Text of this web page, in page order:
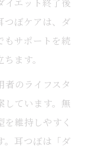
つぼケアは、ダ
もサポートを続
ます。
者のライフスタ
しています。無
維持しやすく
。耳つぼは「ダ